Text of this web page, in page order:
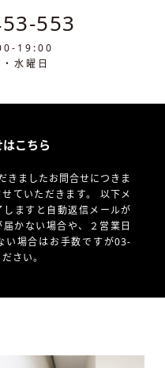
553
19:00
水曜日
こちら
きましたお問合せにつきま
ていただきます。 以下メ
ますと自動返信メールが
かない場合や、
２営業日
い場合はお手数ですが03-
さい。